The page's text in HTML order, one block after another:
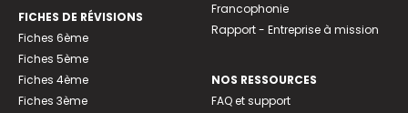
FICHES DE RÉVISIONS
Fiches 6ème
Fiches 5ème
Fiches 4ème
Fiches 3ème
Francophonie
Rapport - Entreprise à mission
NOS RESSOURCES
FAQ et support